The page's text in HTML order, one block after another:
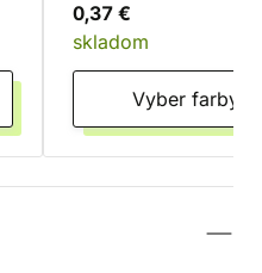
0,37 €
skladom
Vyber farby